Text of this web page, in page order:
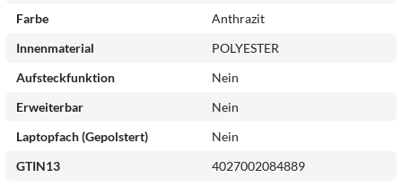
Farbe
Anthrazit
Innenmaterial
POLYESTER
Aufsteckfunktion
Nein
Erweiterbar
Nein
Laptopfach (gepolstert)
Nein
GTIN13
4027002084889